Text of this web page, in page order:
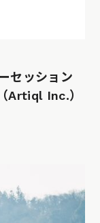
セッション
Artiql Inc.）